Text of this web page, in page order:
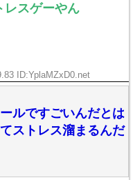
レスゲーやん
ID:YplaMZxD0.net
ルですごいんだとは
ストレス溜まるんだ